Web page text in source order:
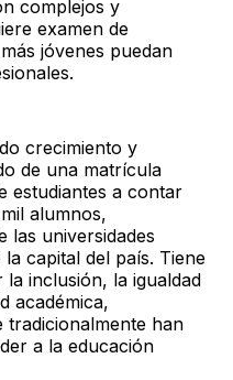
complejos y
examen de
jóvenes puedan
crecimiento y
de una matrícula
estudiantes a contar
alumnos,
las universidades
capital del país. Tiene
inclusión, la igualdad
académica,
tradicionalmente han
a la educación